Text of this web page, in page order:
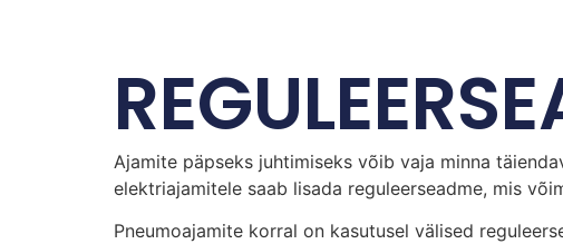
Ajamite päpseks juhtimiseks võib vaja minna
elektriajamitele saab lisada reguleerseadme, mis
Pneumoajamite korral on kasutusel välised